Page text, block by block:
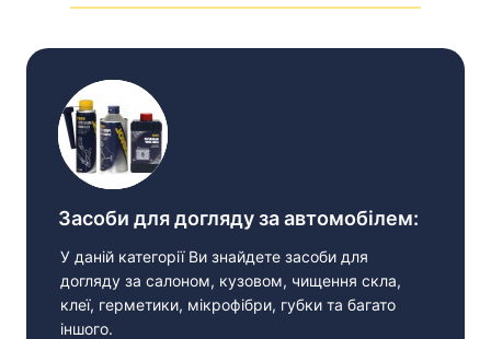
Засоби для догляду за автомобілем:
У даній категорії Ви знайдете засоби для
догляду за салоном, кузовом, чищення скла,
клеї, герметики, мікрофібри, губки та багато
іншого.